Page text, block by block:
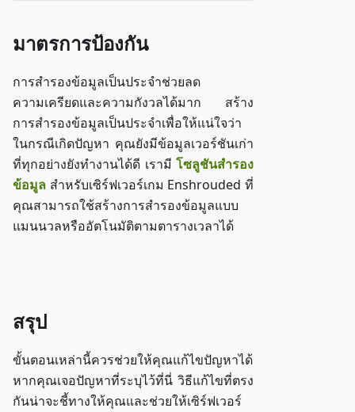
มาตรการป้องกัน
การสำรองข้อมูลเป็นประจำช่วยลด
ความเครียดและความกังวลได้มาก สร้าง
การสำรองข้อมูลเป็นประจำเพื่อให้แน่ใจว่า
ในกรณีเกิดปัญหา คุณยังมีข้อมูลเวอร์ชันเก่า
ที่ทุกอย่างยังทำงานได้ดี เรามี โซลูชันสำรอง
ข้อมูล สำหรับเซิร์ฟเวอร์เกม Enshrouded ที่
คุณสามารถใช้สร้างการสำรองข้อมูลแบบ
แมนนวลหรืออัตโนมัติตามตารางเวลาได้
สรุป
ขั้นตอนเหล่านี้ควรช่วยให้คุณแก้ไขปัญหาได้
หากคุณเจอปัญหาที่ระบุไว้ที่นี่ วิธีแก้ไขที่ตรง
กันน่าจะชี้ทางให้คุณและช่วยให้เซิร์ฟเวอร์